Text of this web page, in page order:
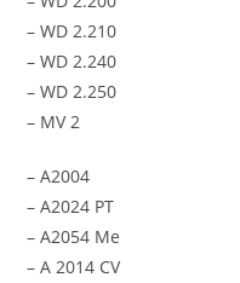
– WD 2.210
– WD 2.240
– WD 2.250
– MV 2
– A2004
– A2024 PT
– A2054 Me
– A 2014 CV